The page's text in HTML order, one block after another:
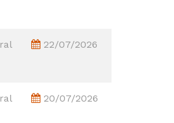
22/07/2026
20/07/2026